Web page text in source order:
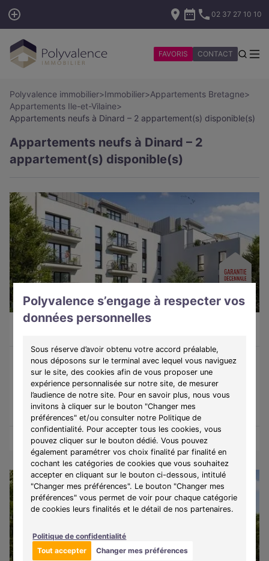
Polyvalence s’engage à respecter vos
données personnelles
Sous réserve d’avoir obtenu votre accord préalable,
nous déposons sur le terminal avec lequel vous naviguez
sur le site, des cookies afin de vous proposer une
expérience personnalisée sur notre site, de mesurer
l’audience de notre site. Pour en savoir plus, nous vous
invitons à cliquer sur le bouton "Changer mes
préférences" et/ou consulter notre Politique de
confidentialité. Pour accepter tous les cookies, vous
pouvez cliquer sur le bouton dédié. Vous pouvez
également paramétrer vos choix finalité par finalité en
cochant les catégories de cookies que vous souhaitez
accepter en cliquant sur le bouton ci-dessous, intitulé
"Changer mes préférences". Le bouton "Changer mes
préférences" vous permet de voir pour chaque catégorie
de cookies leurs finalités et le détail de nos partenaires.
Politique de confidentialité
Tout accepter
Changer mes préférences
02 37 27 10 10
FAVORIS CONTACT
Polyvalence immobilier>Immobilier>Appartements Bretagne>
Appartements Ile-et-Vilaine>
Appartements neufs à Dinard – 2 appartement(s) disponible(s)
Appartements neufs à Dinard – 2
appartement(s) disponible(s)
LIBRE
Appartement 4 pièces de 81,5m²
Programme :Lady
Découvrez une résidence intimiste à Dinard, alliant élégance,
confort et douceur de vivre sur la côte d'Émeraude.
Obtenir le plan Voir l'appartement